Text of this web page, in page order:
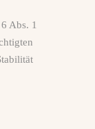
Abs. 1